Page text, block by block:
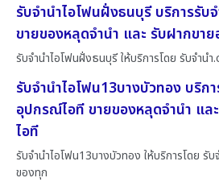
รับจำนำไอโฟนฝั่งธนบุรี บริการรั
ขายของหลุดจำนำ และ รับฝากขา
รับจำนำไอโฟนฝั่งธนบุรี ให้บริการโดย รับจํานํ
รับจำนำไอโฟน13บางบัวทอง บริก
อุปกรณ์ไอที ขายของหลุดจำนำ แ
ไอที
รับจำนำไอโฟน13บางบัวทอง ให้บริการโดย รั
ของทุก